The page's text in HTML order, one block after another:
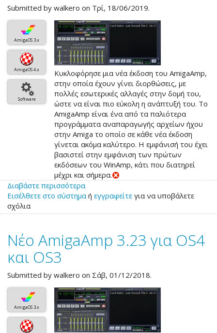
Submitted by walkero on Τρί, 18/06/2019.
AmigaOS 3.x
AmigaOS 4.x
Software
Κυκλοφόρησε μια νέα έκδοση του AmigaAmp,
στην οποία έχουν γίνει διορθώσεις, με
πολλές εσωτερικές αλλαγές στην δομή του,
ώστε να είναι πιο εύκολη η ανάπτυξή του. Το
AmigaAmp είναι ένα από τα παλιότερα
προγράμματα αναπαραγωγής αρχείων ήχου
στην Amiga το οποίο σε κάθε νέα έκδοση
γίνεται ακόμα καλύτερο. Η εμφάνισή του έχει
βασιστεί στην εμφάνιση των πρώτων
εκδόσεων του WinAmp, κάτι που διατηρεί
μέχρι και σήμερα.
Διαβάστε περισσότερα
το
AmigaAmp
για
OS4
Εισέλθετε στο σύστημα ή εγγραφείτε για να υποβάλετε
σχόλια
Νέο AmigaAmp 3.23 για OS4
και OS3
Submitted by walkero on Σάβ, 01/12/2018.
AmigaOS 3.x